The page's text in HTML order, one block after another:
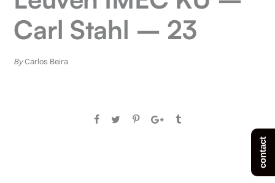
Carl Stahl – 23
ByCarlos Beira
contact